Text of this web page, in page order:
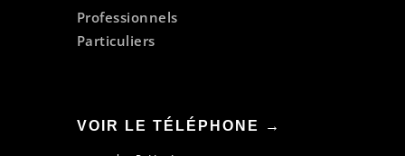
Professionnels
Particuliers
VOIR LE TÉLÉPHONE →